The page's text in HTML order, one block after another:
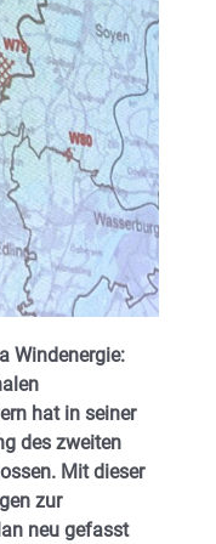
Windenergie:
hat in seiner
des zweiten
Mit dieser
zur
neu gefasst